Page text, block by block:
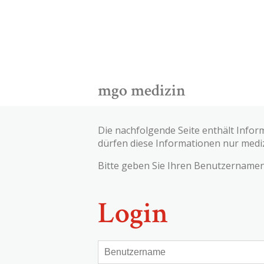
mgo medizin
Die nachfolgende Seite enthält
dürfen diese Informationen nur
Bitte geben Sie Ihren
Login